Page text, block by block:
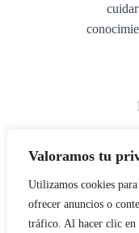
Valoramos tu
Utilizamos cookies
ofrecer anuncios o
tráfico. Al hacer clic en
© 2025